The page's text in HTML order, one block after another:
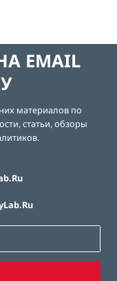
EMAIL
материалов по
статьи, обзоры